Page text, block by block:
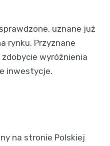
uznane już
rynku. Przyznane
wyróżnienia
inwestycje.
na stronie Polskiej